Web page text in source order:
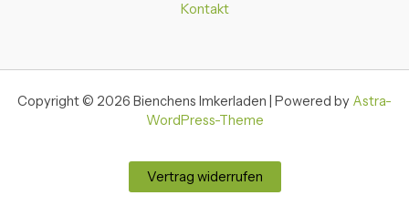
Kontakt
Copyright © 2026 Bienchens Imkerladen | Powered by Astra-
WordPress-Theme
Vertrag widerrufen